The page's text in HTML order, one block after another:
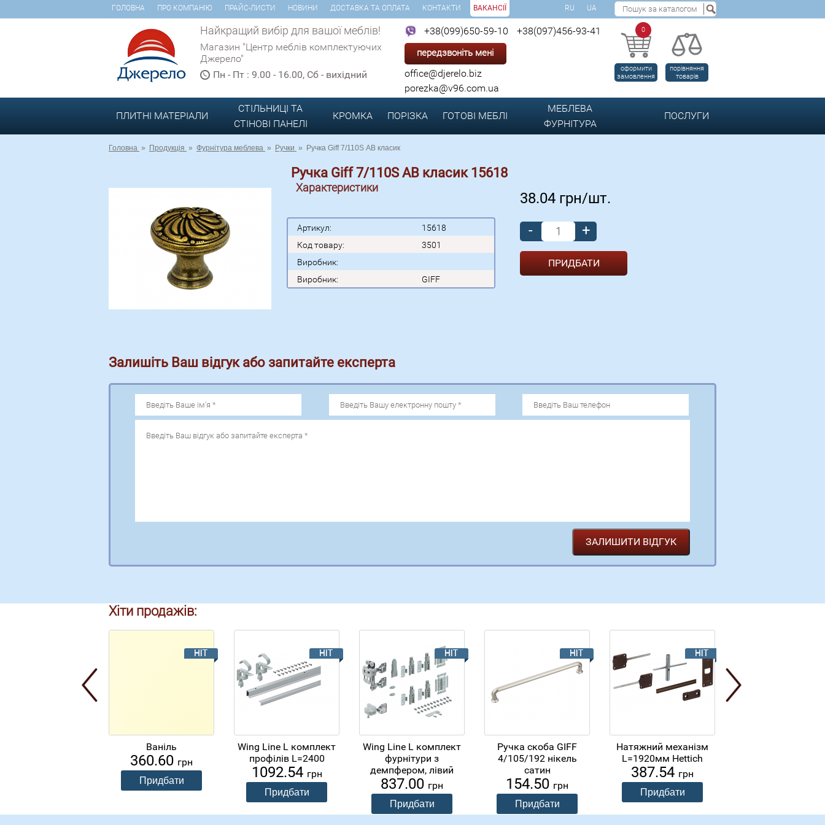
ГОЛОВНА ПРО КОМПАНІЮ ПРАЙС-ЛИСТИ НОВИНИ ДОСТАВКА ТА ОПЛАТА КОНТАКТИ ВАКАНСІЇ RU UA
Найкращий вибір для вашої меблів!
Магазин "Центр меблів комплектуючих
Джерело"
Пн - Пт : 9.00 - 16.00, Сб - вихідний
+38(099)650-59-10 +38(097)456-93-41
передзвоніть мені
office@djerelo.biz
porezka@v96.com.ua
0
оформити
замовлення
порівняння
товарів
ПЛИТНІ МАТЕРІАЛИ
СТІЛЬНИЦІ ТА
СТІНОВІ ПАНЕЛІ
КРОМКА ПОРІЗКА ГОТОВІ МЕБЛІ
МЕБЛЕВА
ФУРНІТУРА
ПОСЛУГИ
Головна » Продукція » Фурнітура меблева » Ручки » Ручка Giff 7/110S АВ класик
Ручка Giff 7/110S АВ класик 15618
Характеристики
Артикул:
15618
Код товару:
3501
Виробник:
Виробник:
GIFF
38.04 грн/шт.
-
+
Залишіть Ваш відгук або запитайте експерта
Хіти продажів:
Ваніль
360.60 грн
Wing Line L комплект
профілів L=2400
1092.54 грн
Wing Line L комплект
фурнітури з
демпфером, лівий
837.00 грн
Ручка скоба GIFF
4/105/192 нікель
сатин
154.50 грн
Натяжний механізм
L=1920мм Hettich
387.54 грн